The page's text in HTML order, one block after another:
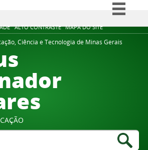
ALTO CONTRASTE MAPA DO SITE
Simplifique!
Comunica BR
Ciência e Tecnologia de Minas Gerais